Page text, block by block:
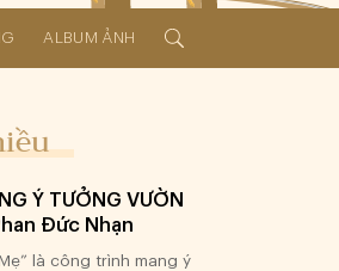
ALBUM ẢNH
Ý TƯỞNG VƯỜN
Đức Nhạn
là công trình mang ý